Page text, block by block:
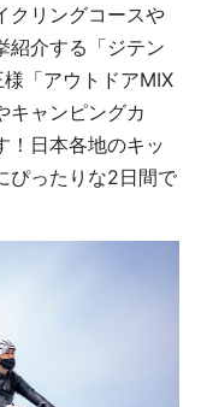
クリングコースや
紹介する「ジテン
「アウトドアMIX
キャンピングカ
！日本各地のキッ
ぴったりな2日間で